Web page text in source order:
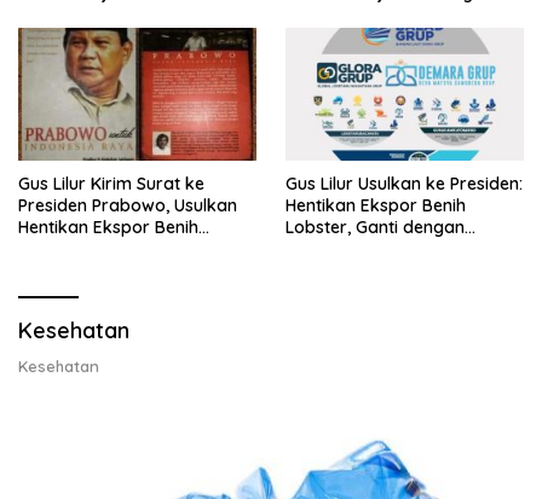
Gus Lilur Kirim Surat ke
Presiden Prabowo, Usulkan
Hentikan Ekspor Benih
Gus Lilur Usulkan ke Presiden:
Hentikan Ekspor Benih
Lobster, Ganti dengan
Kesehatan
Kesehatan